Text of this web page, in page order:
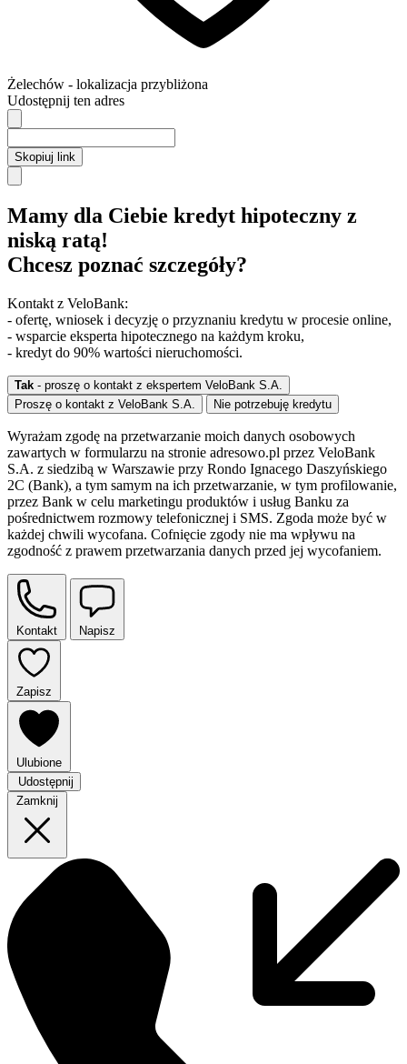
Żelechów - lokalizacja przybliżona
Udostępnij ten adres
Skopiuj link
Mamy dla Ciebie kredyt hipoteczny z
niską ratą!
Chcesz poznać szczegóły?
Kontakt z VeloBank:
- ofertę, wniosek i decyzję o przyznaniu kredytu w procesie online,
- wsparcie eksperta hipotecznego na każdym kroku,
- kredyt do 90% wartości nieruchomości.
Tak - proszę o kontakt z ekspertem VeloBank S.A.
Proszę o kontakt z VeloBank S.A.
Nie potrzebuję kredytu
Wyrażam zgodę na przetwarzanie moich danych osobowych
zawartych w formularzu na stronie adresowo.pl przez VeloBank
S.A. z siedzibą w Warszawie przy Rondo Ignacego Daszyńskiego
2C (Bank), a tym samym na ich przetwarzanie, w tym profilowanie,
przez Bank w celu marketingu produktów i usług Banku za
pośrednictwem rozmowy telefonicznej i SMS. Zgoda może być w
każdej chwili wycofana. Cofnięcie zgody nie ma wpływu na
zgodność z prawem przetwarzania danych przed jej wycofaniem.
Kontakt Napisz
Zapisz
Ulubione
Udostępnij
Zamknij